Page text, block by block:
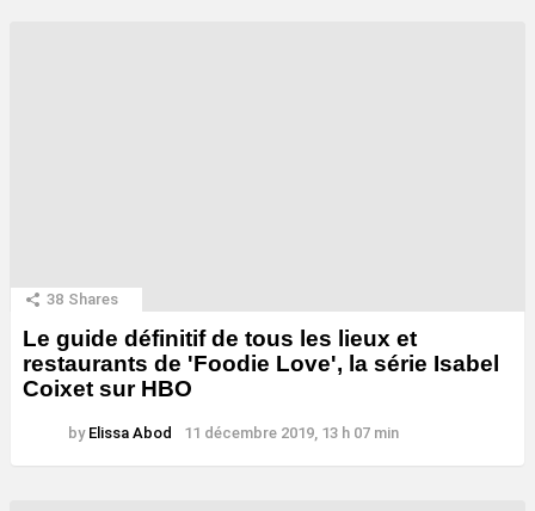
38 Shares
Le guide définitif de tous les lieux et
restaurants de 'Foodie Love', la série Isabel
Coixet sur HBO
by Elissa Abod 11 décembre 2019, 13 h 07 min